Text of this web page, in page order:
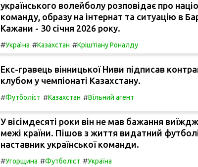
українського волейболу розповідає про
команду, образу на інтернат та ситуацію в
Кажани - 30 січня 2026 року.
#Україна #Казахстан #Кріштіану Роналду
Екс-гравець вінницької Ниви підписав
клубом у чемпіонаті Казахстану.
#Футболіст #Казахстан #Вільний агент
У вісімдесяті роки він не мав бажання
межі країни. Пішов з життя видатний
наставник української команди.
#Угорщина #Футболіст #Україна